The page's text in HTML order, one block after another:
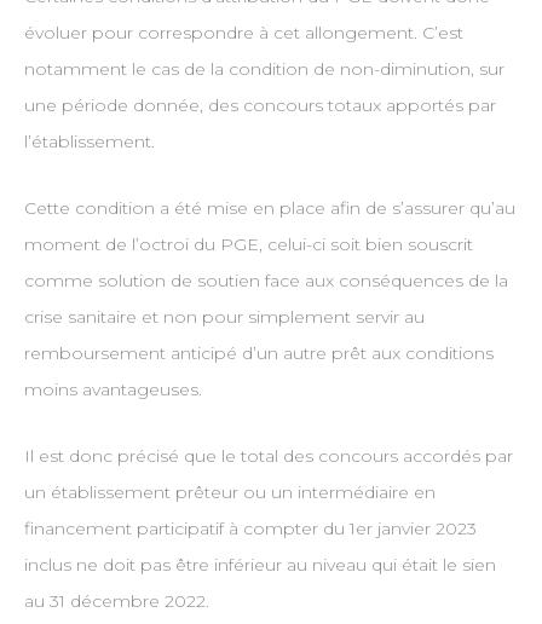
évoluer pour correspondre à cet allongement. C’est
notamment le cas de la condition de non-diminution, sur
une période donnée, des concours totaux apportés par
l’établissement.
Cette condition a été mise en place afin de s’assurer qu’au
moment de l’octroi du PGE, celui-ci soit bien souscrit
comme solution de soutien face aux conséquences de la
crise sanitaire et non pour simplement servir au
remboursement anticipé d’un autre prêt aux conditions
moins avantageuses.
Il est donc précisé que le total des concours accordés par
un établissement prêteur ou un intermédiaire en
financement participatif à compter du 1er janvier 2023
inclus ne doit pas être inférieur au niveau qui était le sien
au 31 décembre 2022.